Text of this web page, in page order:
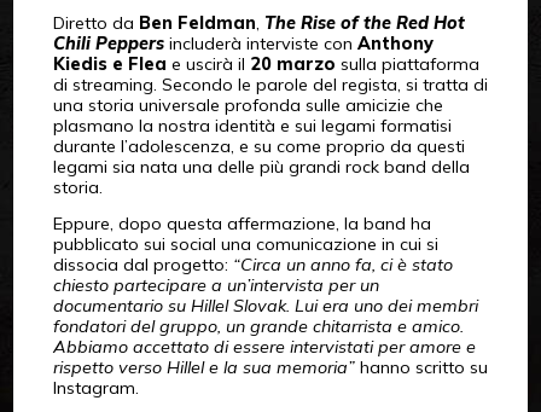
Diretto da Ben Feldman, The Rise of the Red Hot
Chili Peppersincluderà interviste con Anthony
Kiedis e Flea e uscirà il 20 marzo sulla piattaforma
di streaming. Secondo le parole del regista, si tratta di
una storia universale profonda sulle amicizie che
plasmano la nostra identità e sui legami formatisi
durante l’adolescenza, e su come proprio da questi
legami sia nata una delle più grandi rock band della
storia.
Eppure, dopo questa affermazione, la band ha
pubblicato sui social una comunicazione in cui si
dissocia dal progetto: “Circa un anno fa, ci è stato
chiesto partecipare a un’intervista per un
documentario su Hillel Slovak. Lui era uno dei membri
fondatori del gruppo, un grande chitarrista e amico.
Abbiamo accettato di essere intervistati per amore e
rispetto verso Hillel e la sua memoria”hanno scritto su
Instagram.